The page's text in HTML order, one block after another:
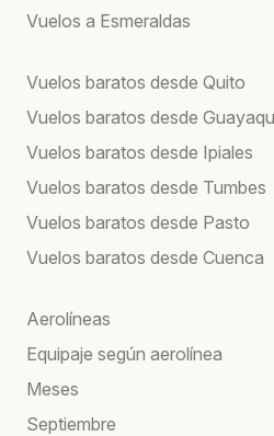
Vuelos a Esmeraldas
Vuelos baratos desde Quito
Vuelos baratos desde
Vuelos baratos desde Ipiales
Vuelos baratos desde Tumbes
Vuelos baratos desde Pasto
Vuelos baratos desde Cuenca
Aerolíneas
Equipaje según aerolínea
Meses
Septiembre